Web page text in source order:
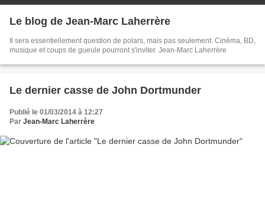
Le blog de Jean-Marc Laherrère
Il sera essentiellement question de polars, mais pas seulement. Cinéma, BD,
musique et coups de gueule pourront s'inviter. Jean-Marc Laherrère
Le dernier casse de John Dortmunder
Publié le 01/03/2014 à 12:27
Par Jean-Marc Laherrère